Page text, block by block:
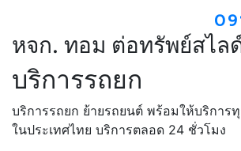
หจก. ทอม ต่อทรัพย์สไล
บริการรถยก
บริการรถยก ย้ายรถยนต์ พร้อมให้บริการ
ในประเทศไทย บริการตลอด 24 ชั่วโมง